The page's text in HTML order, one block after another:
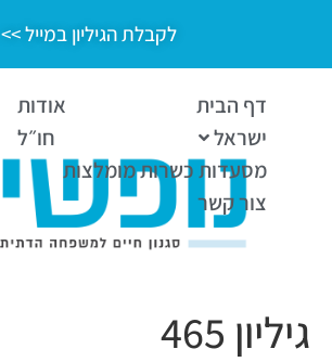
לקבלת הגיליון במייל >>
דף הבית
אודות
ישראל
חו״ל
מסעדות כשרות מומלצות
צור קשר
גיליון 465